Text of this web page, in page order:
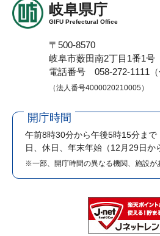
岐阜県庁
GIFU Prefectural Office
〒500-8570
岐阜市薮田南2丁目1番1号
電話番号 058-272-1111（
（法人番号4000020210005）
開庁時間
午前8時30分から午後5時15分まで
日、休日、年末年始（12月29日か
※一部、開庁時間の異なる機関、施設が